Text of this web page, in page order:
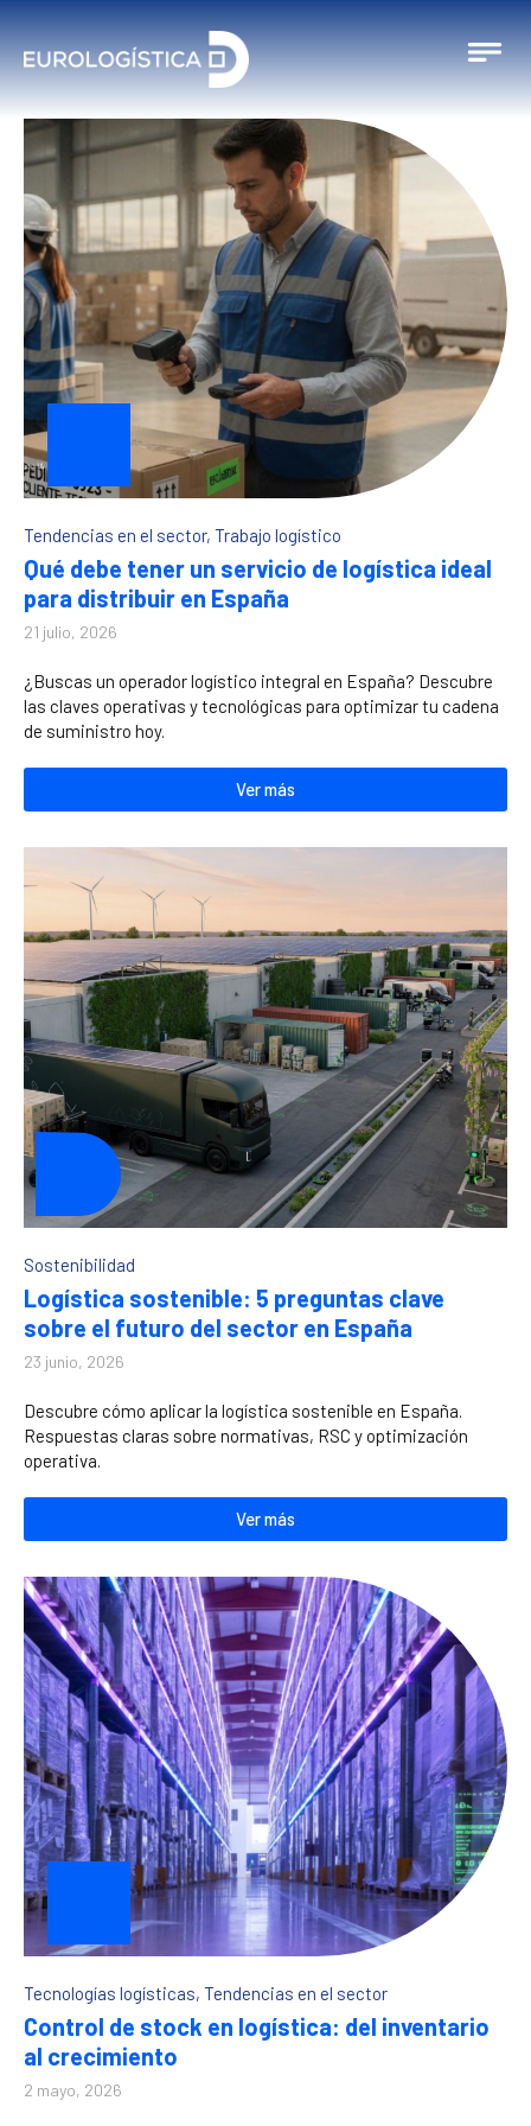
Tendencias en el sector, Trabajo logístico
Qué debe tener un servicio de logística ideal
para distribuir en España
21 julio, 2026
¿Buscas un operador logístico integral en España? Descubre
las claves operativas y tecnológicas para optimizar tu cadena
de suministro hoy.
Ver más
Sostenibilidad
Logística sostenible: 5 preguntas clave
sobre el futuro del sector en España
23 junio, 2026
Descubre cómo aplicar la logística sostenible en España.
Respuestas claras sobre normativas, RSC y optimización
operativa.
Ver más
Tecnologías logísticas, Tendencias en el sector
Control de stock en logística: del inventario
al crecimiento
2 mayo, 2026